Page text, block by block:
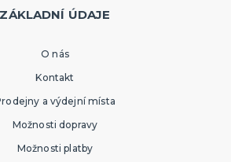
ZÁKLADNÍ ÚDAJE
O nás
Kontakt
a výdejní místa
Možnosti dopravy
Možnosti platby